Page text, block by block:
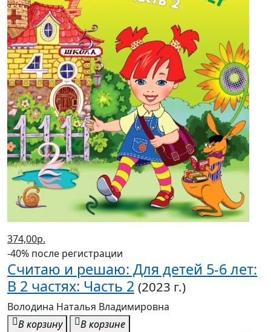
374,00р.
-40% после регистрации
Считаю и решаю: Для детей 5-6 лет:
В 2 частях: Часть 2 (2023 г.)
Володина Наталья Владимировна
В корзину
В корзине